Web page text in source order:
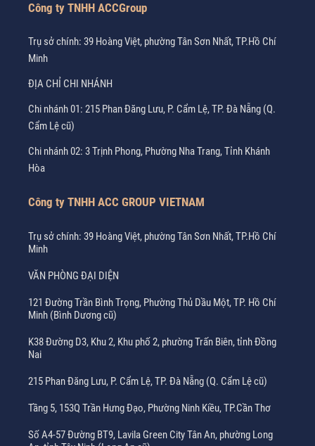
Công ty TNHH ACCGroup
Trụ sở chính: 39 Hoàng Việt, phường Tân Sơn Nhất, TP.Hồ Chí
Minh
ĐỊA CHỈ CHI NHÁNH
Chi nhánh 01: 215 Phan Đăng Lưu, P. Cẩm Lệ, TP. Đà Nẵng (Q.
Cẩm Lệ cũ)
Chi nhánh 02: 3 Trịnh Phong, Phường Nha Trang, Tỉnh Khánh
Hòa
Công ty TNHH ACC GROUP VIETNAM
Trụ sở chính: 39 Hoàng Việt, phường Tân Sơn Nhất, TP.Hồ Chí
Minh
VĂN PHÒNG ĐẠI DIỆN
121 Đường Trần Bình Trọng, Phường Thủ Dầu Một, TP. Hồ Chí
Minh (Bình Dương cũ)
K38 Đường D3, Khu 2, Khu phố 2, phường Trấn Biên, tỉnh Đồng
Nai
215 Phan Đăng Lưu, P. Cẩm Lệ, TP. Đà Nẵng (Q. Cẩm Lệ cũ)
Tầng 5, 153Q Trần Hưng Đạo, Phường Ninh Kiều, TP.Cần Thơ
Số A4-57 Đường BT9, Lavila Green City Tân An, phường Long